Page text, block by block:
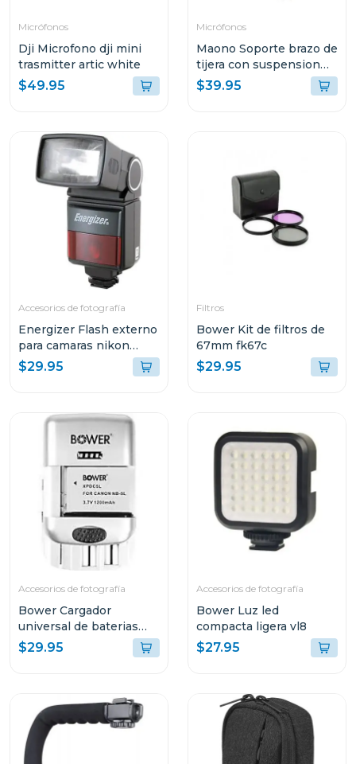
Micrófonos
Dji Microfono dji mini
trasmitter artic white
$49.95
Micrófonos
Maono Soporte brazo de
tijera con suspension
para microfonos
$39.95
Accesorios de fotografía
Energizer Flash externo
para camaras nikon
enf300
$29.95
Filtros
Bower Kit de filtros de
67mm fk67c
$29.95
Accesorios de fotografía
Bower Cargador
universal de baterias
con funcion carga rapida
$29.95
Accesorios de fotografía
Bower Luz led
compacta ligera vl8
$27.95